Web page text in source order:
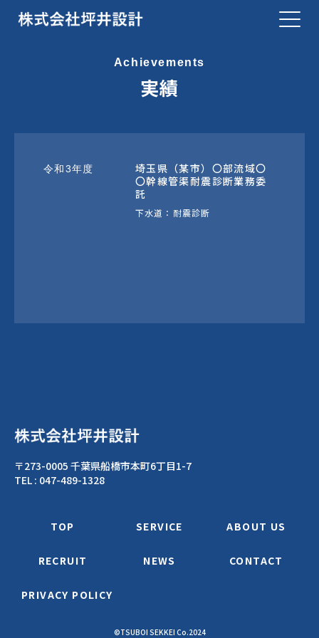
Achievements
実績
令和3年度
埼玉県（某市）〇部流域〇
〇幹線管渠耐震診断業務委
託
下水道：耐震診断
〒273-0005 千葉県船橋市本町6丁目1-7
TEL : 047-489-1328
TOP SERVICE ABOUT US
RECRUIT NEWS CONTACT
PRIVACY POLICY
©TSUBOI SEKKEI Co.2024